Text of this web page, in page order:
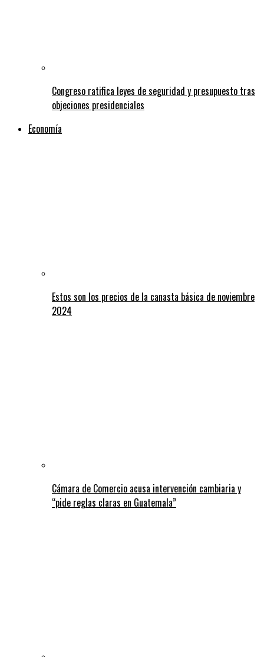
Congreso ratifica leyes de seguridad y presupuesto tras
objeciones presidenciales
Economía
Estos son los precios de la canasta básica de noviembre
2024
Cámara de Comercio acusa intervención cambiaria y
“pide reglas claras en Guatemala”